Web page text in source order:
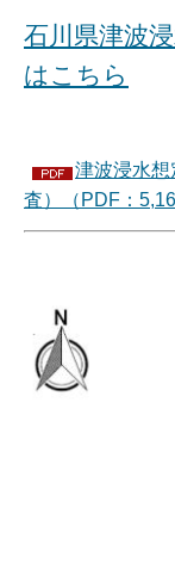
石川県津波
はこちら
津波浸水想
査）（PDF：